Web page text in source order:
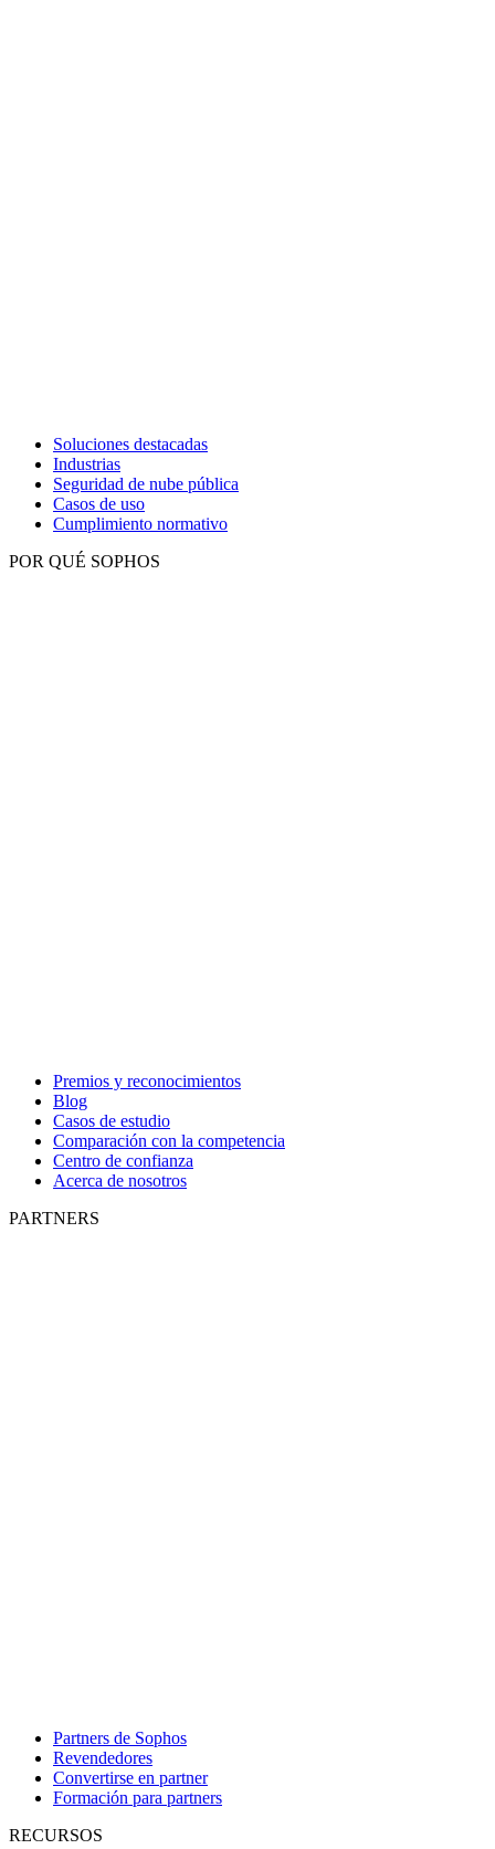
Soluciones destacadas
Industrias
Seguridad de nube pública
Casos de uso
Cumplimiento normativo
POR QUÉ SOPHOS
Premios y reconocimientos
Blog
Casos de estudio
Comparación con la competencia
Centro de confianza
Acerca de nosotros
PARTNERS
Partners de Sophos
Revendedores
Convertirse en partner
Formación para partners
RECURSOS